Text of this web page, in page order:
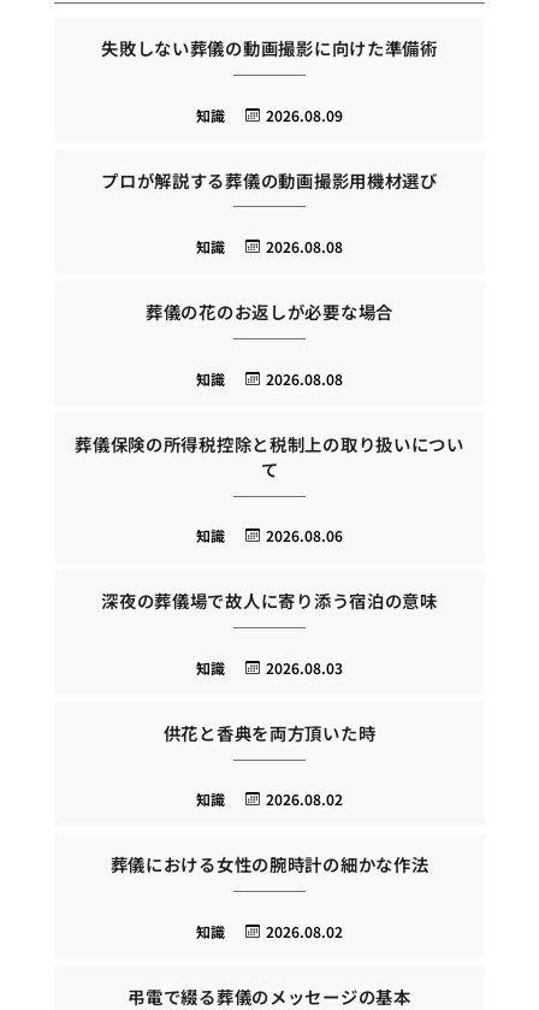
失敗しない葬儀の動画撮影に向けた準備術
2026.08.09
知識
プロが解説する葬儀の動画撮影用機材選び
2026.08.08
知識
葬儀の花のお返しが必要な場合
2026.08.08
知識
葬儀保険の所得税控除と税制上の取り扱いについ
て
2026.08.06
知識
深夜の葬儀場で故人に寄り添う宿泊の意味
2026.08.03
知識
供花と香典を両方頂いた時
2026.08.02
知識
葬儀における女性の腕時計の細かな作法
2026.08.02
知識
弔電で綴る葬儀のメッセージの基本